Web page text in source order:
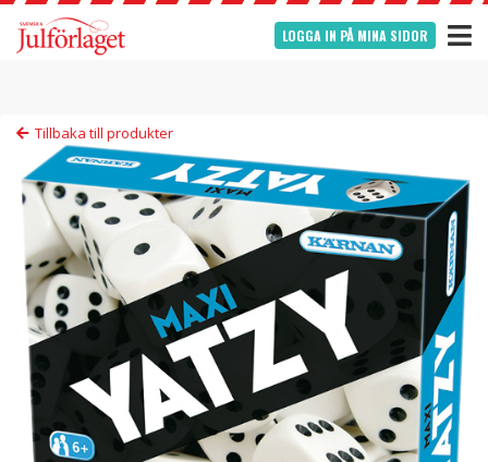
LOGGA IN PÅ MINA SIDOR
Tillbaka till produkter